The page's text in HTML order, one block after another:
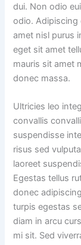
dui. Non odio
odio. Adipiscing
amet nisl purus
eget sit amet
mauris sit amet
donec massa.
Ultricies leo
convallis
suspendisse
risus sed
laoreet
Egestas tellus
donec
turpis egestas
diam in arcu
mi sit. Sed